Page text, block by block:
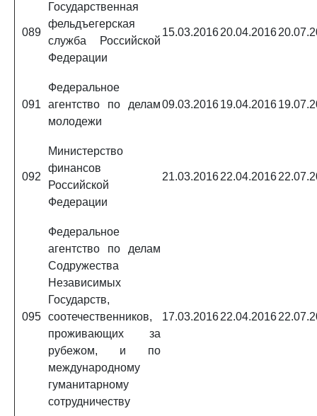
089
Государственная
фельдъегерская
служба Российской
Федерации
15.03.201620.04.2016
091
Федеральное
агентство по делам
молодежи
09.03.201619.04.2016
092
Министерство
финансов
Российской
Федерации
21.03.201622.04.2016
095
Федеральное
агентство по делам
Содружества
Независимых
Государств,
соотечественников,
проживающих за
рубежом, и по
международному
гуманитарному
сотрудничеству
17.03.201622.04.2016